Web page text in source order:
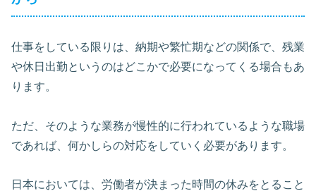
仕事をしている限りは、納期や繁忙期などの関係で、残業
や休日出勤というのはどこかで必要になってくる場合もあ
ります。
ただ、そのような業務が慢性的に行われているような職場
であれば、何かしらの対応をしていく必要があります。
日本においては、労働者が決まった時間の休みをとること